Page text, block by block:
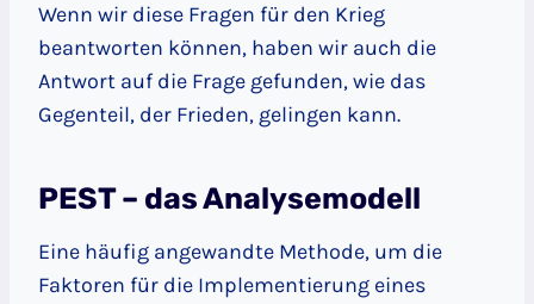
Wenn wir diese Fragen für den Krieg
beantworten können, haben wir auch die
Antwort auf die Frage gefunden, wie das
Gegenteil, der Frieden, gelingen kann.
PEST – das Analysemodell
Eine häufig angewandte Methode, um die
Faktoren für die Implementierung eines